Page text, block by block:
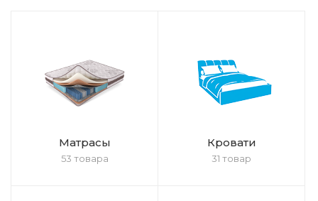
Матрасы
53 товара
Кровати
31 товар